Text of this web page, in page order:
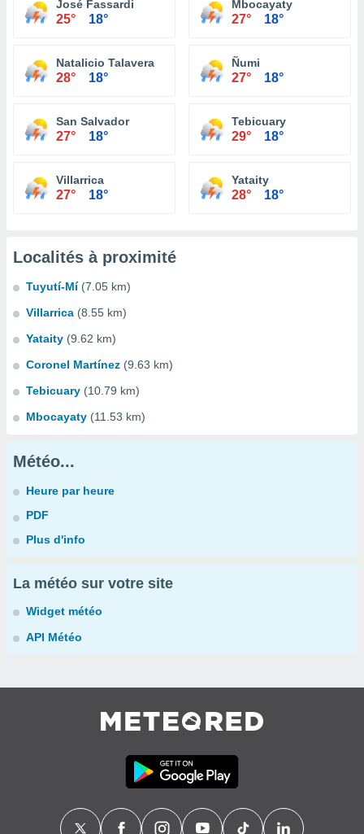
José Fassardi
25° 18°
Mbocayaty
27° 18°
Natalicio Talavera
28° 18°
Ñumi
27° 18°
San Salvador
27° 18°
Tebicuary
29° 18°
Villarrica
27° 18°
Yataity
28° 18°
Localités à proximité
Tuyutí-Mí (7.05 km)
Villarrica (8.55 km)
Yataity (9.62 km)
Coronel Martínez (9.63 km)
Tebicuary (10.79 km)
Mbocayaty (11.53 km)
Météo...
Heure par heure
PDF
Plus d'info
La météo sur votre site
Widget météo
API Météo